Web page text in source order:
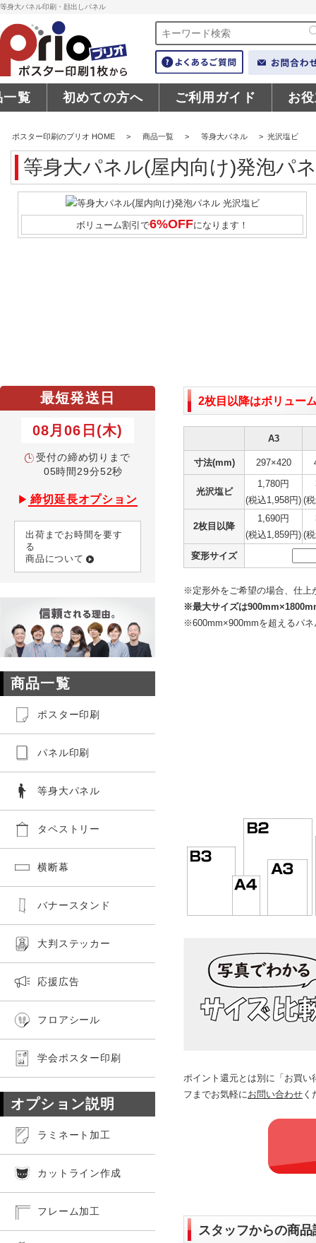
等身大パネル印刷・顔出しパネル
一覧 初めての方へ ご利用ガイド お
ポスター印刷のプリオ HOME > 商品一覧 > 等身大パネル > 光沢塩ビ
等身大パネル(屋内向け)発泡パ
ボリューム割引で6%OFFになります！
2枚目以降はボリュー
A3
寸法(mm) 297×420
光沢塩ビ
1,780円
(税込1,958円) (
2枚目以降
1,690円
(税込1,859円) (
変形サイズ
※定形外をご希望の場合、仕上
※最大サイズは
※600mm×900mmを超えるパネ
ポイント還元とは別に「お買
フまでお気軽にお問い合わせ く
スタッフからの商品
最短発送日
08月06日(木)
受付の締め切りまで
05時間29分51秒
▶ 締切延長オプション
出荷までお時間を要す
る
商品について
商品一覧
ポスター印刷
パネル印刷
等身大パネル
タペストリー
横断幕
バナースタンド
大判ステッカー
応援広告
フロアシール
学会ポスター印刷
オプション説明
ラミネート加工
カットライン作成
フレーム加工